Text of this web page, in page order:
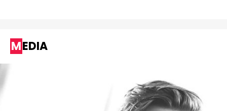
MEDIA